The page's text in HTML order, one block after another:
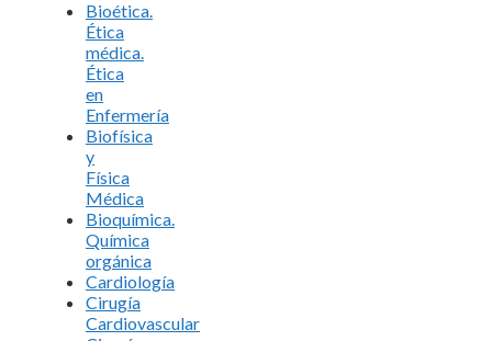
Bioética.
Ética
médica.
Ética
en
Enfermería
Biofísica
y
Física
Médica
Bioquímica.
Química
orgánica
Cardiología
Cirugía
Cardiovascular